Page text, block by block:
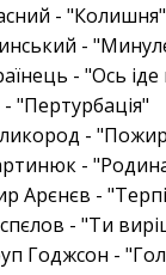
- "Колишня"
-
- "Ось
"Пертурбація"
-
-
Арєнєв -
- "Ти
Годжсон -